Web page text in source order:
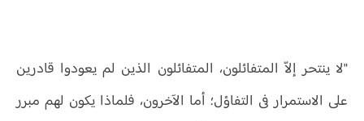
"لا ينتحر إلاّ المتفائلون، المتفائلون الذين لم يعودوا قادرين
على الاستمرار فى التفاؤل؛ أما الآخرون، فلماذا يكون لهم مبرر